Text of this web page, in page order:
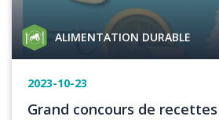
Catégorie
de
ALIMENTATION DURABLE
Date
de
2023-10-23
Titre
Grand concours de